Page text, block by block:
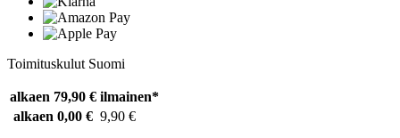
Toimituskulut Suomi
alkaen 79,90 € ilmainen*
alkaen 0,00 € 9,90 €